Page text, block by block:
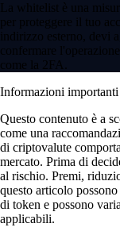
La whitelist è una
per proteggere il tuo
indirizzo esterno, devi
confermare
come la 2FA.
Informazioni importanti
Questo contenuto è a
come una
di criptovalute
mercato. Prima di
al rischio. Premi,
questo articolo
di token e possono
applicabili.